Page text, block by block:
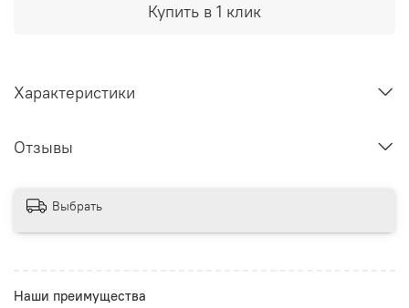
Купить в 1 клик
Характеристики
Отзывы
Выбрать
Наши преимущества